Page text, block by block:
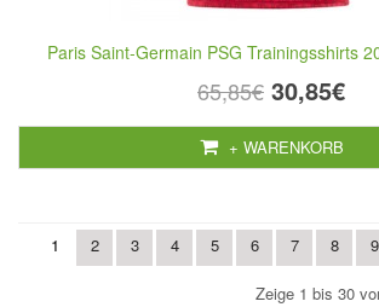
Paris Saint-Germain PSG Trainingsshirts
65,85€ 30,85€
+ WARENKORB
1 2 3 4 5 6 7 8 9
Zeige 1 bis 30